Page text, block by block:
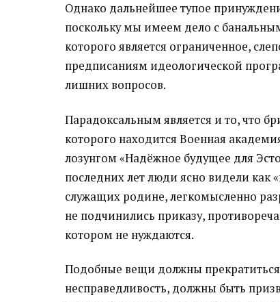
Однако дальнейшее тупое
поскольку мы имеем дело с
которого является ограниченное,
предписаниям идеологической
лишних вопросов.
Парадоксальным является и то, что
которого находится Военная
лозунгом «Надёжное будущее для
последних лет люди ясно видели как
служащих родине, легкомысленно
не подчинились приказу,
котором не нуждаются.
Подобные вещи должны прекратиться
несправедливость, должны быть